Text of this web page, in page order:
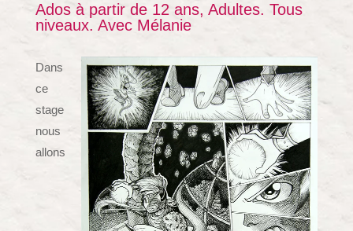
Ados à partir de 12 ans, Adultes. Tous
niveaux. Avec Mélanie
Dans
ce
stage
nous
allons